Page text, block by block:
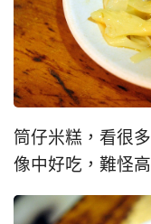
筒仔米糕，看很
像中好吃，難怪高